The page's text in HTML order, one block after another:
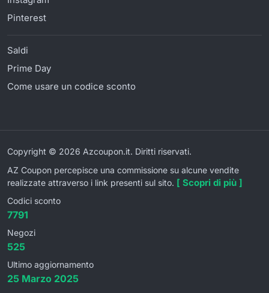
Pinterest
Saldi
Prime Day
Come usare un codice sconto
Copyright © 2026 Azcoupon.it. Diritti riservati.
AZ Coupon percepisce una commissione su alcune vendite
realizzate attraverso i link presenti sul sito. [ Scopri di più ]
Codici sconto
7791
Negozi
525
Ultimo aggiornamento
25 Marzo 2025